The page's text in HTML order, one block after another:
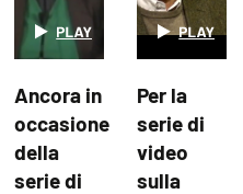
Ancora in
occasione
della
serie di
Per la
serie di
video
sulla